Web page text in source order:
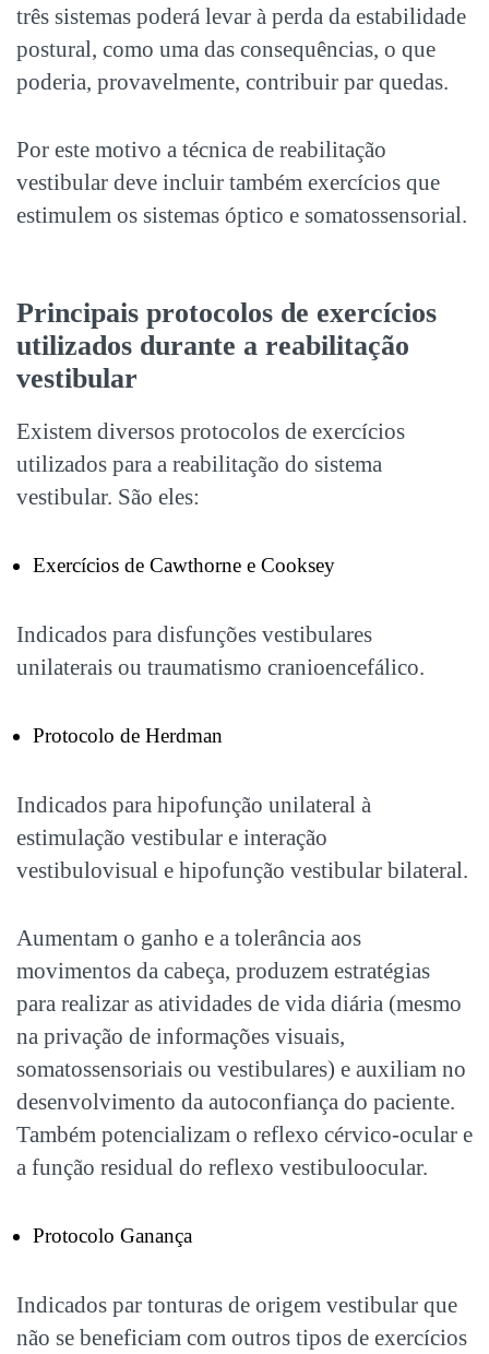
três sistemas poderá levar à perda da estabilidade
postural, como uma das consequências, o que
poderia, provavelmente, contribuir par quedas.
Por este motivo a técnica de reabilitação
vestibular deve incluir também exercícios que
estimulem os sistemas óptico e somatossensorial.
Principais protocolos de exercícios
utilizados durante a reabilitação
vestibular
Existem diversos protocolos de exercícios
utilizados para a reabilitação do sistema
vestibular. São eles:
Exercícios de Cawthorne e Cooksey
Indicados para disfunções vestibulares
unilaterais ou traumatismo cranioencefálico.
Protocolo de Herdman
Indicados para hipofunção unilateral à
estimulação vestibular e interação
vestibulovisual e hipofunção vestibular bilateral.
Aumentam o ganho e a tolerância aos
movimentos da cabeça, produzem estratégias
para realizar as atividades de vida diária (mesmo
na privação de informações visuais,
somatossensoriais ou vestibulares) e auxiliam no
desenvolvimento da autoconfiança do paciente.
Também potencializam o reflexo cérvico-ocular e
a função residual do reflexo vestibuloocular.
Protocolo Ganança
Indicados par tonturas de origem vestibular que
não se beneficiam com outros tipos de exercícios